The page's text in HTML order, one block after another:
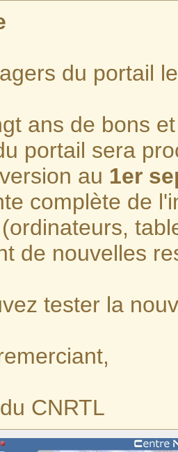
du portail
ans de bons
portail sera
au 1er
complète de
de nouvelles
tester la
CNRTL